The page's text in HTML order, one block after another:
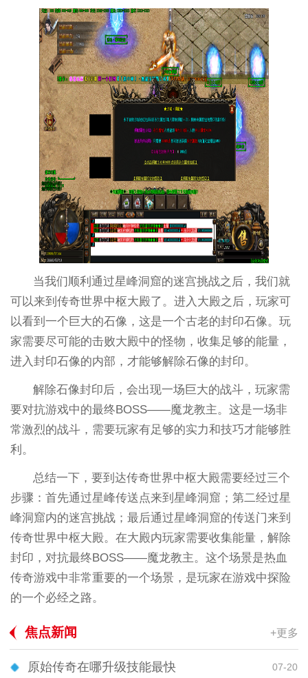
当我们顺利通过星峰洞窟的迷宫挑战之后，我们就
可以来到传奇世界中枢大殿了。进入大殿之后，玩家可
以看到一个巨大的石像，这是一个古老的封印石像。玩
家需要尽可能的击败大殿中的怪物，收集足够的能量，
进入封印石像的内部，才能够解除石像的封印。
解除石像封印后，会出现一场巨大的战斗，玩家需
要对抗游戏中的最终BOSS——魔龙教主。这是一场非
常激烈的战斗，需要玩家有足够的实力和技巧才能够胜
利。
总结一下，要到达传奇世界中枢大殿需要经过三个
步骤：首先通过星峰传送点来到星峰洞窟；第二经过星
峰洞窟内的迷宫挑战；最后通过星峰洞窟的传送门来到
传奇世界中枢大殿。在大殿内玩家需要收集能量，解除
封印，对抗最终BOSS——魔龙教主。这个场景是热血
传奇游戏中非常重要的一个场景，是玩家在游戏中探险
的一个必经之路。
焦点新闻 +更多
原始传奇在哪升级技能最快 07-20